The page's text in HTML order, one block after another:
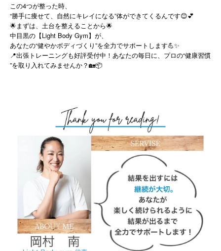
この4つが整った時、
“勝手に痩せて、自然にキレイになる”体ができてくるんです😊💕
🌟まずは、土台を整えることから🌟
中目黒の【Light Body Gym】が、
あなたの“健やかボディづくり”を全力でサポートします💪✨
📍出張トレーニングも好評受付中！ あなたの毎日に、プロの“健康習慣
”を取り入れてみませんか？ 🏡📦